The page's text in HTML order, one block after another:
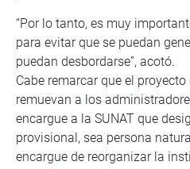
“Por lo tanto, es muy
para evitar que se puedan
puedan desbordarse”, acotó.
Cabe remarcar que el proyecto
remuevan a los
encargue a la SUNAT que
provisional, sea persona
encargue de reorganizar la